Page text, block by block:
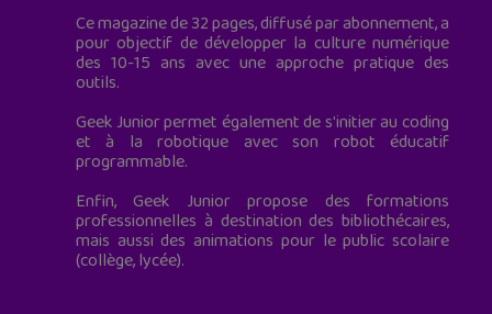
Ce magazine de 32 pages, diffusé par abonnement, a
pour objectif de développer la culture numérique
des 10-15 ans avec une approche pratique des
outils.
Geek Junior permet également de s'initier au coding
et à la robotique avec son robot éducatif
programmable.
Enfin, Geek Junior propose des formations
professionnelles à destination des bibliothécaires,
mais aussi des animations pour le public scolaire
(collège, lycée).